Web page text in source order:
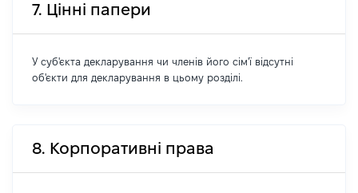
7. Цінні папери
У суб'єкта декларування чи членів його сім'ї відсутні
об'єкти для декларування в цьому розділі.
8. Корпоративні права